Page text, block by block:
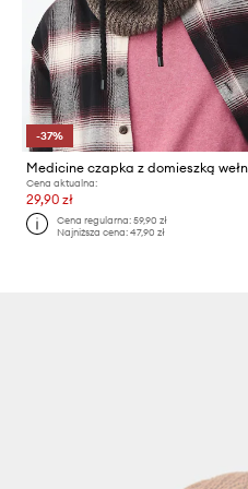
-37%
Medicine czapka z domieszką
Cena aktualna:
29,90 zł
Cena regularna:59,90 zł
Najniższa cena:47,90 zł